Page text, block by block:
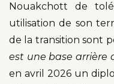
Nouakchott de
utilisation de son
de la transition sont
est une base arrière
en avril 2026 un